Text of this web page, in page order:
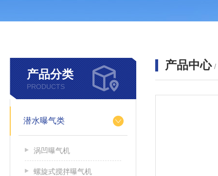
产品分类
PRODUCTS
潜水曝气类
涡凹曝气机
螺旋式搅拌曝气机
产品中心 /